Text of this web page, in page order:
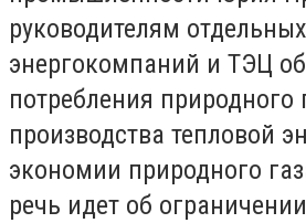
руководителям отдельных
энергокомпаний и ТЭЦ
потребления природного
производства тепловой
экономии природного
речь идет об